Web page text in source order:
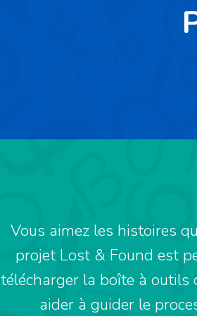
Vous aimez les histoires
projet Lost & Found est
télécharger la boîte à
aider à guider le